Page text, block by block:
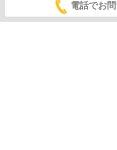
電話でお